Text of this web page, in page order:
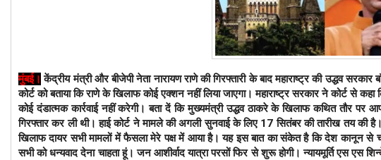
मुंबई । केंद्रीय मंत्री और बीजेपी नेता नारायण राणे की गिरफ्तारी के बाद महाराष्ट्र की उद्धव
कोर्ट को बताया कि राणे के खिलाफ कोई एक्शन नहीं लिया जाएगा। महाराष्ट्र सरकार ने कोर्ट से
कोई दंडात्मक कार्रवाई नहीं करेगी। बता दें कि मुख्यमंत्री उद्धव ठाकरे के खिलाफ कथित तौर
गिरफ्तार कर ली थी। हाई कोर्ट ने मामले की अगली सुनवाई के लिए 17 सितंबर की तारीख तय की है।
खिलाफ दायर सभी मामलों में फैसला मेरे पक्ष में आया है। यह इस बात का संकेत है कि देश कानून से
सभी को धन्यवाद देना चाहता हूं। जन आशीर्वाद यात्रा परसों फिर से शुरू होगी। न्यायमूर्ति एस एस